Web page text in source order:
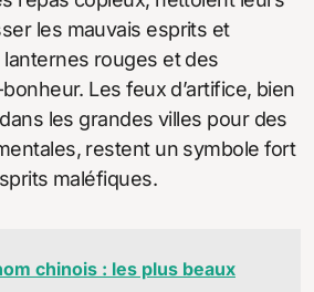
les mauvais esprits et
rouges et des
Les feux d’artifice, bien
les grandes villes pour des
restent un symbole fort
maléfiques.
chinois : les plus beaux